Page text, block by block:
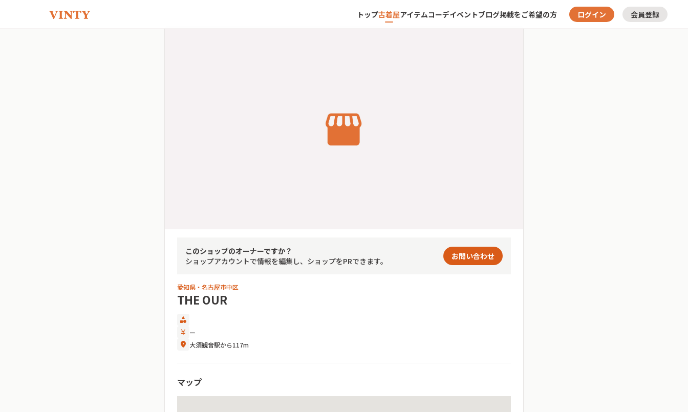
トップ古着屋アイテムコーデイベントブログ掲載をご希望の方 ログイン 会員登録
このショップのオーナーですか？
ショップアカウントで情報を編集し、ショップをPRできます。
お問い合わせ
愛知県・名古屋市中区
THE OUR
category
currency_yen ー
location_on 大須観音駅から117m
マップ